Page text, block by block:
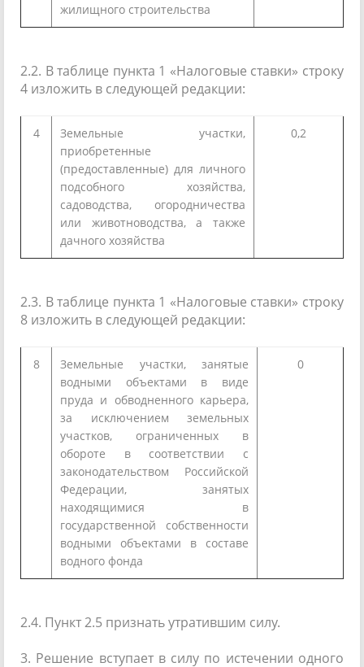
жилищного строительства
2.2. В таблице пункта 1 «Налоговые ставки» строку
4 изложить в следующей редакции:
4
Земельные участки,
приобретенные
(предоставленные) для личного
подсобного хозяйства,
садоводства, огородничества
или животноводства, а также
дачного хозяйства
0,2
2.3. В таблице пункта 1 «Налоговые ставки» строку
8 изложить в следующей редакции:
8
Земельные участки, занятые
водными объектами в виде
пруда и обводненного карьера,
за исключением земельных
участков, ограниченных в
обороте в соответствии с
законодательством Российской
Федерации, занятых
находящимися в
государственной собственности
водными объектами в составе
водного фонда
0
2.4. Пункт 2.5 признать утратившим силу.
3. Решение вступает в силу по истечении одного